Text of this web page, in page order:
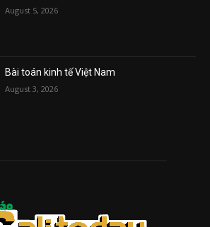
August 5, 2026
Bài toán kinh tế Việt Nam
August 3, 2026